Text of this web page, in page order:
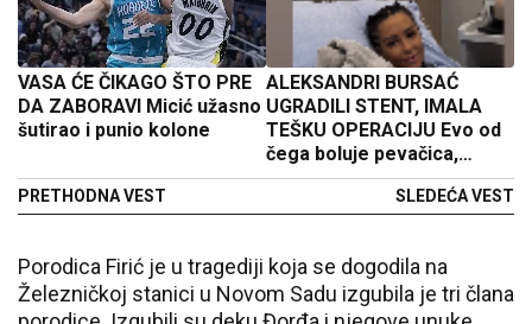
VASA ĆE ČIKAGO ŠTO PRE
DA ZABORAVI Micić užasno
šutirao i punio kolone
PRETHODNA VEST
ALEKSANDRI BURSAĆ
UGRADILI STENT, IMALA
TEŠKU OPERACIJU Evo od
čega boluje pevačica,
deset godina se bori sa...
SLEDEĆA VEST
Porodica Firić je u tragediji koja se dogodila na
Železničkoj stanici u Novom Sadu izgubila je tri člana